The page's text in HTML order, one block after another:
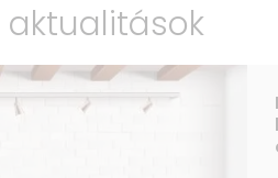
aktualitások